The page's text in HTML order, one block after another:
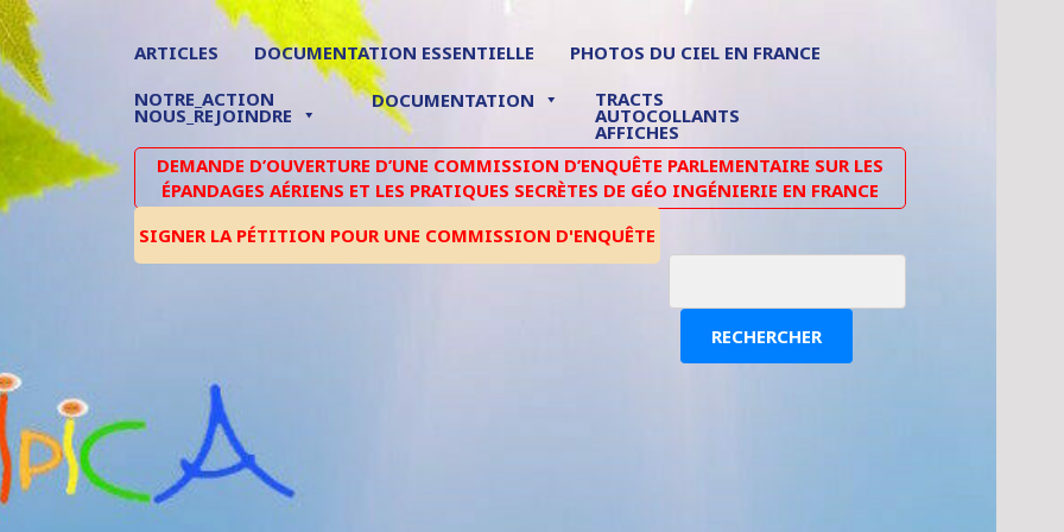
ARTICLES DOCUMENTATION ESSENTIELLE
PHOTOS DU CIEL EN FRANCE
NOTRE_ACTION
NOUS_REJOINDRE
DOCUMENTATION TRACTS
AUTOCOLLANTS
AFFICHES
DEMANDE D’OUVERTURE D’UNE COMMISSION D’ENQUÊTE PARLEMENTAIRE SUR LES
ÉPANDAGES AÉRIENS ET LES PRATIQUES SECRÈTES DE GÉO INGÉNIERIE EN FRANCE
SIGNER LA PÉTITION POUR UNE COMMISSION D'ENQUÊTE
RECHERCHER